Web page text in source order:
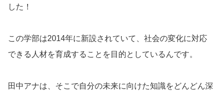
した！
この学部は2014年に新設されていて、社会の変化に対応
できる人材を育成することを目的としているんです。
田中アナは、そこで自分の未来に向けた知識をどんどん深